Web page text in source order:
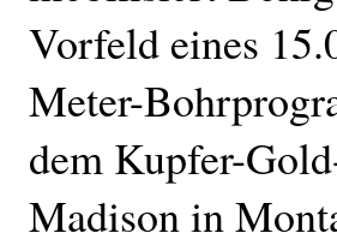
Vorfeld eines
Meter-
dem Kupfer-
Madison in